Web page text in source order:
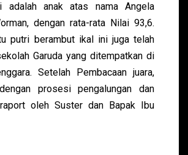
adalah anak atas nama Angela
dengan rata-rata Nilai 93,6.
putri berambut ikal ini juga telah
Garuda yang ditempatkan di
Setelah Pembacaan juara,
prosesi pengalungan dan
oleh Suster dan Bapak Ibu